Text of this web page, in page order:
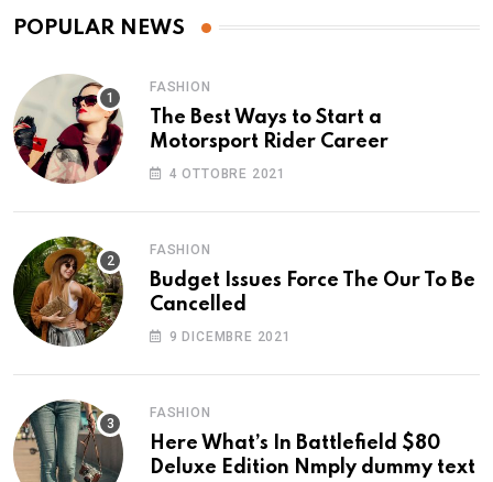
POPULAR NEWS
FASHION
The Best Ways to Start a
Motorsport Rider Career
4 OTTOBRE 2021
FASHION
Budget Issues Force The Our To Be
Cancelled
9 DICEMBRE 2021
FASHION
Here What’s In Battlefield $80
Deluxe Edition Nmply dummy text